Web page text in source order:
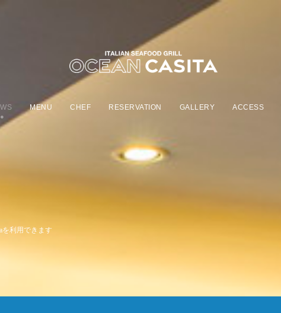
MENU CHEF RESERVATION GALLERY ACCESS
を利用できます